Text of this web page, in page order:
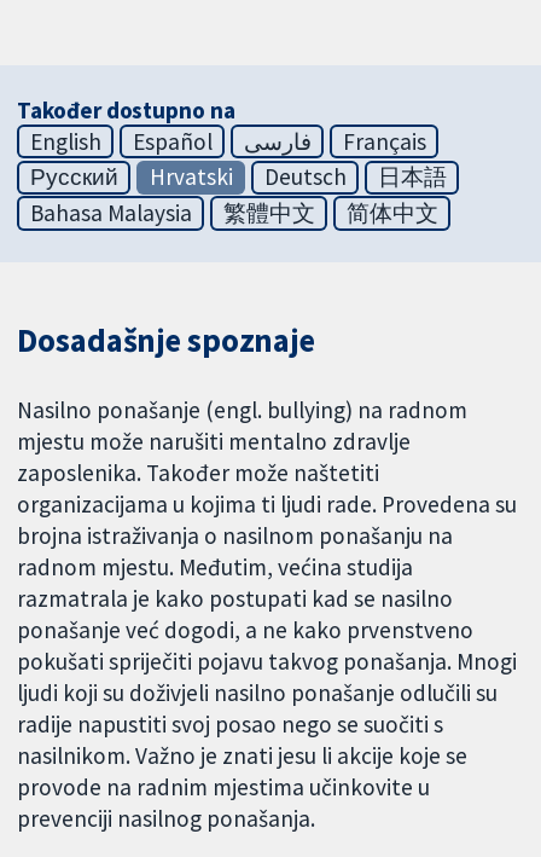
Također dostupno na
English
Español فارسی
Français
Русский
Hrvatski Deutsch
日本語
Bahasa Malaysia
繁體中文 简体中文
Dosadašnje spoznaje
Nasilno ponašanje (engl. bullying) na radnom
mjestu može narušiti mentalno zdravlje
zaposlenika. Također može naštetiti
organizacijama u kojima ti ljudi rade. Provedena su
brojna istraživanja o nasilnom ponašanju na
radnom mjestu. Međutim, većina studija
razmatrala je kako postupati kad se nasilno
ponašanje već dogodi, a ne kako prvenstveno
pokušati spriječiti pojavu takvog ponašanja. Mnogi
ljudi koji su doživjeli nasilno ponašanje odlučili su
radije napustiti svoj posao nego se suočiti s
nasilnikom. Važno je znati jesu li akcije koje se
provode na radnim mjestima učinkovite u
prevenciji nasilnog ponašanja.